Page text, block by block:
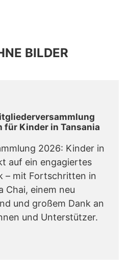
BILDER
für Kinder in Tansania
2026: Kinder in
auf ein engagiertes
– mit Fortschritten in
Chai, einem neu
und großem Dank an
und Unterstützer.